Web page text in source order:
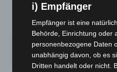
SA.
27°
SO.
33°
MO.
28°
i) Empfänger
Empfänger ist eine
Behörde, Einrichtung oder
personenbezogene Daten
unabhängig davon, ob es
Dritten handelt oder nicht.